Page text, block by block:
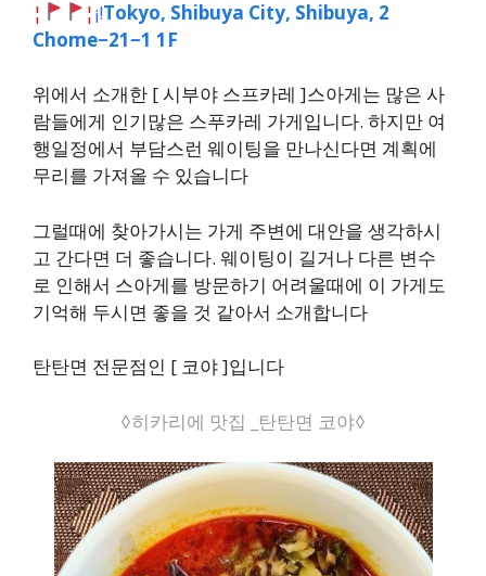
¦
¦¡!Tokyo, Shibuya City, Shibuya, 2
Chome−21−1 1F
위에서 소개한 [ 시부야 스프카레 ]스아게는 많은 사
람들에게 인기많은 스푸카레 가게입니다. 하지만 여
행일정에서 부담스런 웨이팅을 만나신다면 계획에
무리를 가져올 수 있습니다
그럴때에 찾아가시는 가게 주변에 대안을 생각하시
고 간다면 더 좋습니다. 웨이팅이 길거나 다른 변수
로 인해서 스아게를 방문하기 어려울때에 이 가게도
기억해 두시면 좋을 것 같아서 소개합니다
탄탄면 전문점인 [ 코야 ]입니다
◊히카리에 맛집 _탄탄면 코야◊